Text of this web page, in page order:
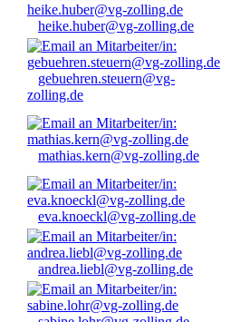
heike.huber@vg-zolling.de
gebuehren.steuern@vg-
zolling.de
mathias.kern@vg-zolling.de
eva.knoeckl@vg-zolling.de
andrea.liebl@vg-zolling.de